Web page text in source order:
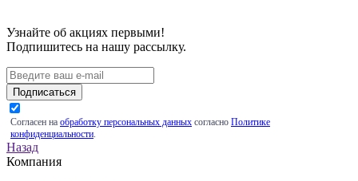
Узнайте об акциях первыми!
Подпишитесь на нашу рассылку.
Подписаться
Согласен на обработку персональных данных согласно Политике
конфиденциальности.
Назад
Компания